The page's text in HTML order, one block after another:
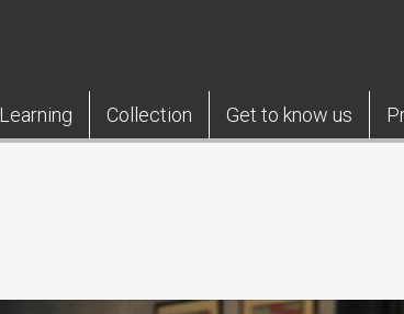
Learning Collection Get to know us